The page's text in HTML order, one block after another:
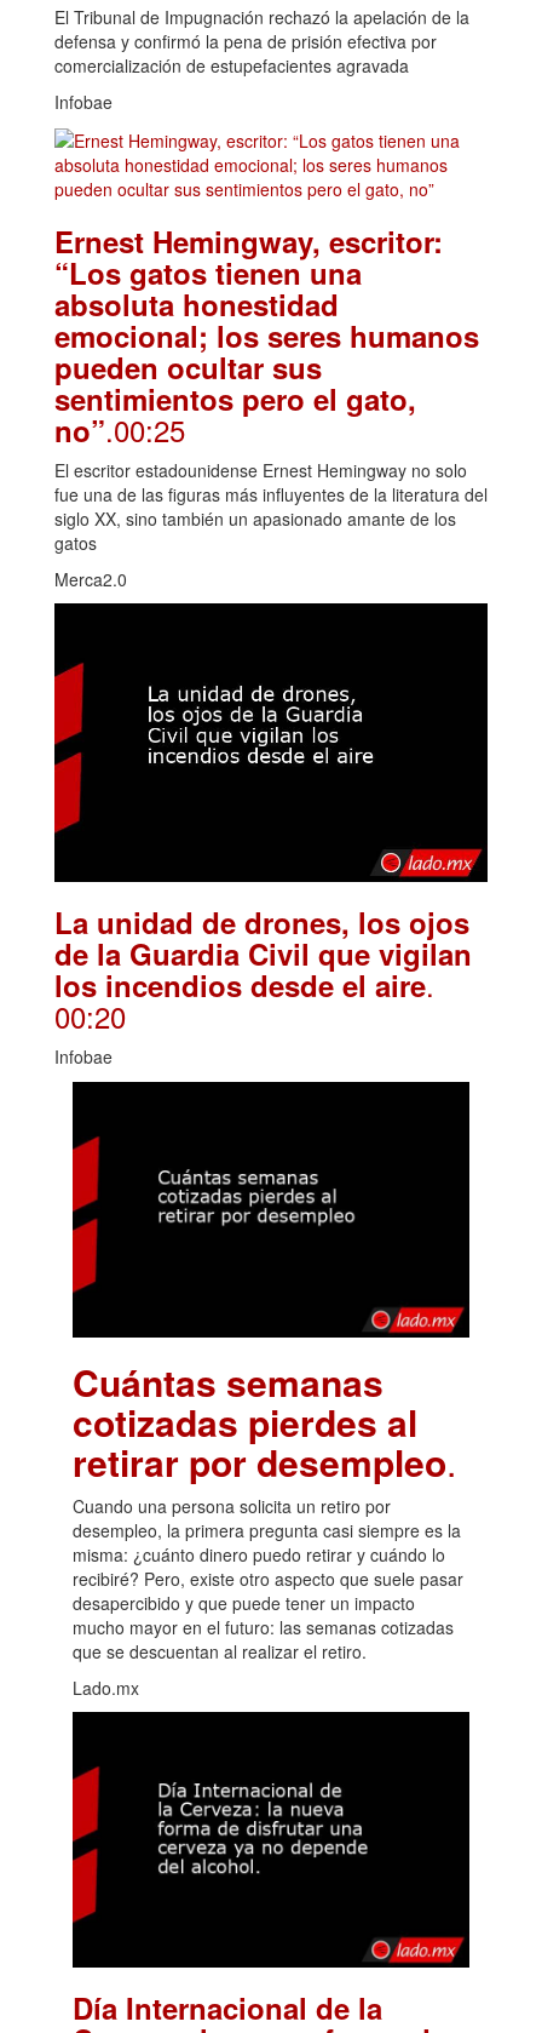
El Tribunal de Impugnación rechazó la apelación de la
defensa y confirmó la pena de prisión efectiva por
comercialización de estupefacientes agravada
Infobae
Ernest Hemingway, escritor:
“Los gatos tienen una
absoluta honestidad
emocional; los seres humanos
pueden ocultar sus
sentimientos pero el gato,
no”.00:25
El escritor estadounidense Ernest Hemingway no solo
fue una de las figuras más influyentes de la literatura del
siglo XX, sino también un apasionado amante de los
gatos
Merca2.0
La unidad de drones, los ojos
de la Guardia Civil que vigilan
los incendios desde el aire.
00:20
Infobae
Cuántas semanas
cotizadas pierdes al
retirar por desempleo.
Cuando una persona solicita un retiro por
desempleo, la primera pregunta casi siempre es la
misma: ¿cuánto dinero puedo retirar y cuándo lo
recibiré? Pero, existe otro aspecto que suele pasar
desapercibido y que puede tener un impacto
mucho mayor en el futuro: las semanas cotizadas
que se descuentan al realizar el retiro.
Lado.mx
Día Internacional de la